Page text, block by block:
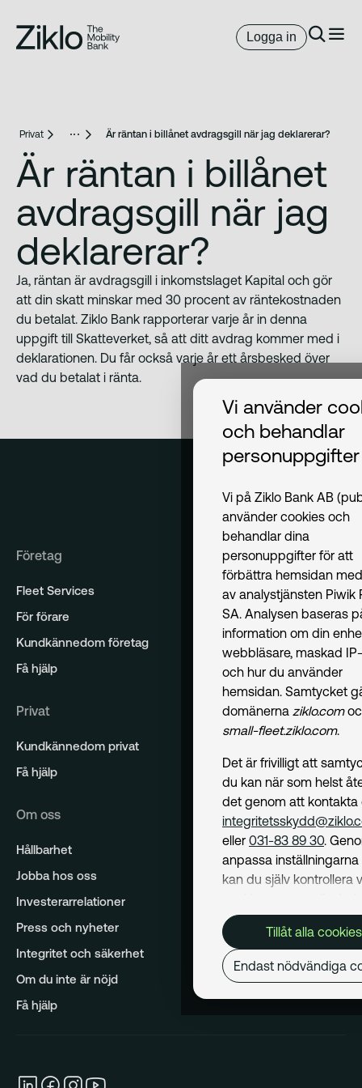
Logga in
Privat Är räntan i billånet avdragsgill när jag deklarerar?
Är räntan i billånet
avdragsgill när jag
deklarerar?
Ja, räntan är avdragsgill i inkomstslaget Kapital och gör
att din skatt minskar med 30 procent av räntekostnaden
du betalat. Ziklo Bank rapporterar varje år in denna
uppgift till Skatteverket, så att ditt avdrag kommer med i
deklarationen. Du får också varje år ett årsbesked över
vad du betalat i ränta.
Företag
Fleet Services
För förare
Kundkännedom företag
Få hjälp
Privat
Kundkännedom privat
Få hjälp
Om oss
Hållbarhet
Jobba hos oss
Investerarrelationer
Press och nyheter
Integritet och säkerhet
Om du inte är nöjd
Få hjälp
Vi använder
och behandlar
personuppgifter
Vi på Ziklo Bank AB
använder cookies och
behandlar dina
personuppgifter för att
förbättra hemsidan
av analystjänsten Piwik
SA. Analysen baseras
information om din
webbläsare, maskad
och hur du använder
hemsidan. Samtycket
domänerna ziklo.com
small-fleet.ziklo.com.
Det är frivilligt att
du kan när som helst
det genom att kontakta
eller 031-83 89 30.
anpassa
kan du själv kontrollera
Cookiepolicykan du
om hur vi använder
och hur du kan undvika
Mer om behandling av
personuppgifter hittar
Tillåt alla cookies
Endast nödvändiga